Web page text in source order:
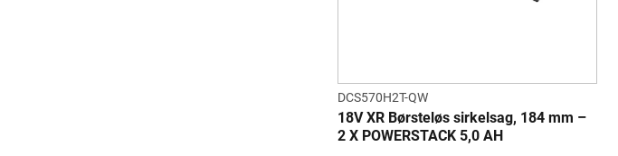
DCS570H2T-QW
18V XR Børsteløs sirkelsag, 184 mm –
2 X POWERSTACK 5,0 AH